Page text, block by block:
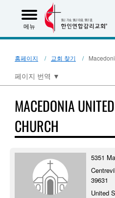
메뉴
홈페이지 교회 찾기
페이지 번역 ▼
MACEDONIA
CHURCH
5351
39631
United